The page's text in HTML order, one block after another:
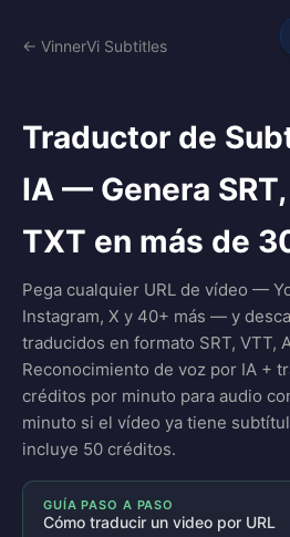
← VinnerVi Subtitles
Traductor de
IA — Genera
TXT en más de
Pega cualquier URL de vídeo —
Instagram, X y 40+ más — y
traducidos en formato SRT, VTT,
Reconocimiento de voz por IA +
créditos por minuto para audio
minuto si el vídeo ya tiene
incluye 50 créditos.
GUÍA PASO A PASO
Cómo traducir un video por URL